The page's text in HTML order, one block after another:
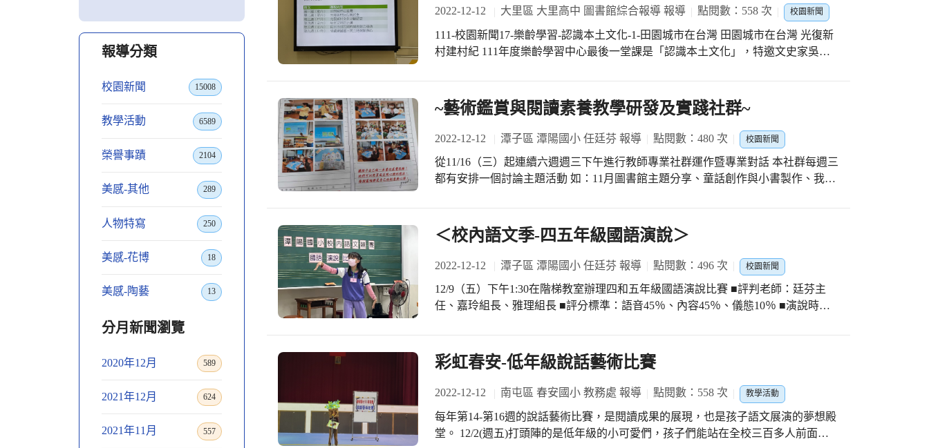
報導分類
校園新聞 15008
教學活動 6589
榮譽事蹟 2104
美感-其他 289
人物特寫 250
美感-花博 18
美感-陶藝 13
分月新聞瀏覽
2020年12月 589
2021年12月 624
2021年11月 557
2022-12-12 大里區 大里高中 圖書館綜合報導 報導 點閱數：558 次 校園新聞
111-校園新聞17-樂齡學習-認識本土文化-1-田園城市在台灣 田園城市在台灣 光復新
村建村紀 111年度樂齡學習中心最後一堂課是「認識本土文化」，特邀文史家吳東
區、民主時刻館參訪。 11月15日第一堂課講授「田園城市在台灣」， 這堂課吳老師
介紹了「花園城市」的概念。花園城市也稱為花園都市或田園都市，是英國都市學
家、社會活動家埃比尼澤·霍華德爵士（Ebenezer Howard）提出的一種概念，將人類
社區包圍于田地或花園的區域之中，平衡住宅、工業和農業區域比例的一種都市計
畫，光復新村就是源於這個理念而建造的。光復新村的歷史與發展現況由在地人講
古更具說服力與趣味性。 吳東明老師生長於光復新村，見證921大地震後村毀人散
~藝術鑑賞與閱讀素養教學研發及實踐社群~
2022-12-12 潭子區 潭陽國小 任廷芬 報導 點閱數：480 次 校園新聞
從11/16（三）起連續六週週三下午進行教師專業社群運作暨專業對話 本社群每週三
都有安排一個討論主題活動 如：11月圖書館主題分享、童話創作與小書製作、我是
很棒 他們可以用頁面呈現心裡的想法 每個篇幅都是自己的創意與心得 藉由每場的
專業對話彼此教學相長
＜校內語文季-四五年級國語演說＞
2022-12-12 潭子區 潭陽國小 任廷芬 報導 點閱數：496 次 校園新聞
12/9（五）下午1:30在階梯教室辦理四和五年級國語演說比賽 ■評判老師：廷芬主
任、嘉玲組長、雅理組長 ■評分標準：語音45％、內容45％、儀態10％ ■演說時
事項等 希望激發學生的潛能 培養能帶著走的能力
彩虹春安-低年級說話藝術比賽
2022-12-12 南屯區 春安國小 教務處 報導 點閱數：558 次 教學活動
每年第14-第16週的說話藝術比賽，是閱讀成果的展現，也是孩子語文展演的夢想殿
堂。 12/2(週五)打頭陣的是低年級的小可愛們，孩子們能站在全校三百多人前面說